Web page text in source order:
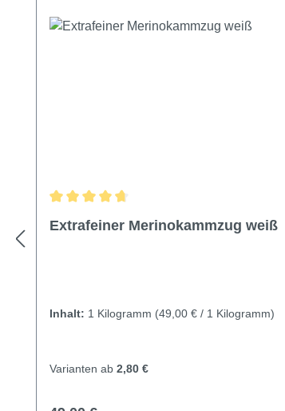
Durchschnittliche Bewertung von 4.87
Extrafeiner Merinokammzug weiß
Inhalt: 1 Kilogramm (49,00 € / 1 Kilogramm)
Varianten ab 2,80 €